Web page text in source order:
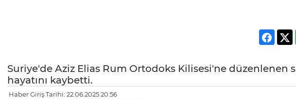
Suriye'de Aziz Elias Rum Ortodoks Kilisesi'ne düzenlenen
hayatını kaybetti.
Haber Giriş Tarihi: 22.06.2025 20:56